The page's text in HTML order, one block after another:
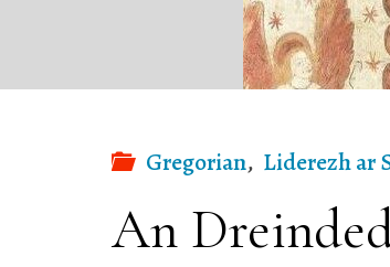
Gregorian, Liderezh ar
An